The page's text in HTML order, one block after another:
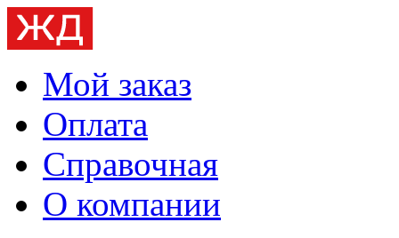
Мой заказ
Оплата
Справочная
О компании